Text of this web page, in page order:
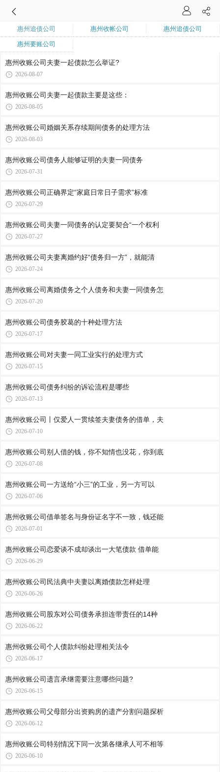
惠州追债公司 惠州收帐公司 惠州追债公司
惠州要账公司
惠州收账公司​夫妻一起债款怎么举证?
2026-08-07
惠州收账公司​夫妻一起债款主要是这些：
2026-08-05
惠州收账公司​婚姻关系存续期间债务的处理方法
2026-08-03
惠州收账公司​债务人能够证明的夫妻一同债务
2026-07-31
惠州收账公司​正确界定“家庭日常日子需求”标准
2026-07-29
惠州收账公司​夫妻一同债务的认定要契合“一个权利
2026-07-27
惠州收账公司​夫妻离婚约好“债务归一方”，就能清
2026-07-24
惠州收账公司​离婚债务之个人债务和夫妻一同债务怎
2026-07-20
惠州收账公司​债务胶葛的十种处理方法
2026-07-17
惠州收账公司​对夫妻一同工业实行的处理方式
2026-07-15
惠州收账公司​债务纠纷的诉讼流程是哪些
2026-07-13
惠州收账公司​丨仅爱人一贯续签夫妻债务的借单，夫
2026-07-10
惠州收账公司​别人借的钱，你不知情也没花，你到底
2026-07-08
惠州收账公司​一方送给“小三”的工业，另一方可以
2026-07-06
惠州收账公司​借单签名与身份证名字不一致，钱还能
2026-07-01
惠州收账公司​恋爱谈不成却谈出一大笔债款 借单能
2026-06-29
惠州收账公司​民法典中夫妻以离婚债款怎样处理
2026-06-26
惠州收账公司​股东对公司债务承担连带责任的14种
2026-06-22
惠州收账公司​个人债款纠纷处理相关法令
2026-06-17
惠州收账公司​遗言承继需要注意哪些问题?
2026-06-15
惠州收账公司​父母部分出资购房的遗产分割问题探析
2026-06-12
惠州收账公司​特别情况下同一次第各继承人可不相等
2026-06-10